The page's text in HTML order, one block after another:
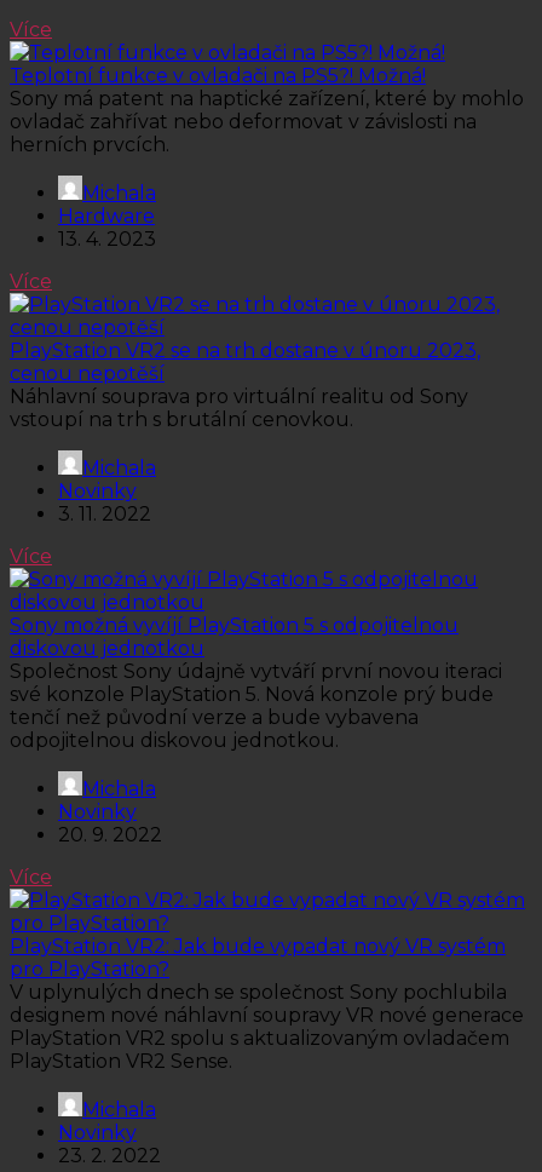
Více
Teplotní funkce v ovladači na PS5?! Možná!
Sony má patent na haptické zařízení, které by mohlo
ovladač zahřívat nebo deformovat v závislosti na
herních prvcích.
Michala
Hardware
13. 4. 2023
Více
PlayStation VR2 se na trh dostane v únoru 2023,
cenou nepotěší
Náhlavní souprava pro virtuální realitu od Sony
vstoupí na trh s brutální cenovkou.
Michala
Novinky
3. 11. 2022
Více
Sony možná vyvíjí PlayStation 5 s odpojitelnou
diskovou jednotkou
Společnost Sony údajně vytváří první novou iteraci
své konzole PlayStation 5. Nová konzole prý bude
tenčí než původní verze a bude vybavena
odpojitelnou diskovou jednotkou.
Michala
Novinky
20. 9. 2022
Více
PlayStation VR2: Jak bude vypadat nový VR systém
pro PlayStation?
V uplynulých dnech se společnost Sony pochlubila
designem nové náhlavní soupravy VR nové generace
PlayStation VR2 spolu s aktualizovaným ovladačem
PlayStation VR2 Sense.
Michala
Novinky
23. 2. 2022